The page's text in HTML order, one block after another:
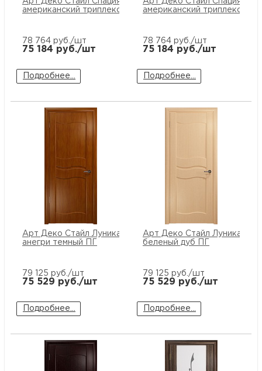
американский триплекс мокко
78 764 руб./шт
75 184 руб./шт
Подробнее...
американский триплекс
78 764 руб./шт
75 184 руб./шт
Подробнее...
Арт Деко Стайл Луника-6
анегри темный ПГ
79 125 руб./шт
75 529 руб./шт
Подробнее...
Арт Деко Стайл Луника-6
беленый дуб ПГ
79 125 руб./шт
75 529 руб./шт
Подробнее...